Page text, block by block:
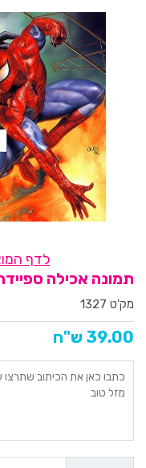
לדף
תמונה אכילה
מק'ט 1327
39.00 ש"ח